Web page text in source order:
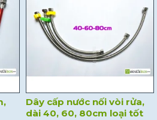
Dây cấp nước nối vòi rửa,
dài 40, 60, 80cm loại tốt